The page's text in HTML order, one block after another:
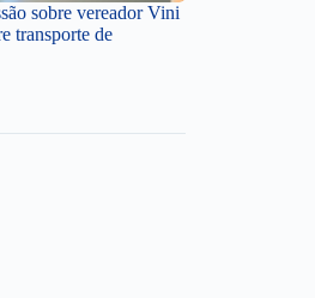
sobre vereador Vini
transporte de